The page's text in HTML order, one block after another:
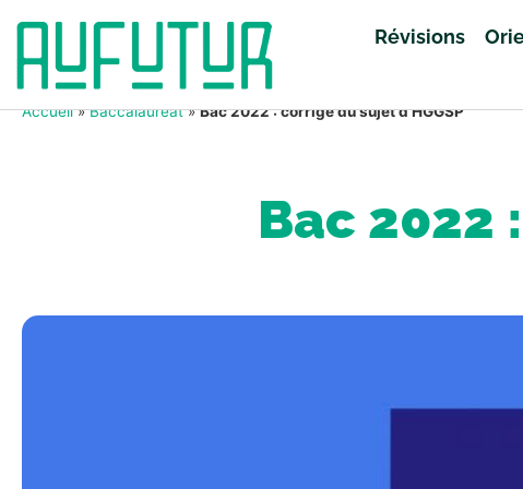
Révisions
Accueil»Baccalauréat»Bac 2022 : corrigé du sujet d’HGGSP
Bac 2022